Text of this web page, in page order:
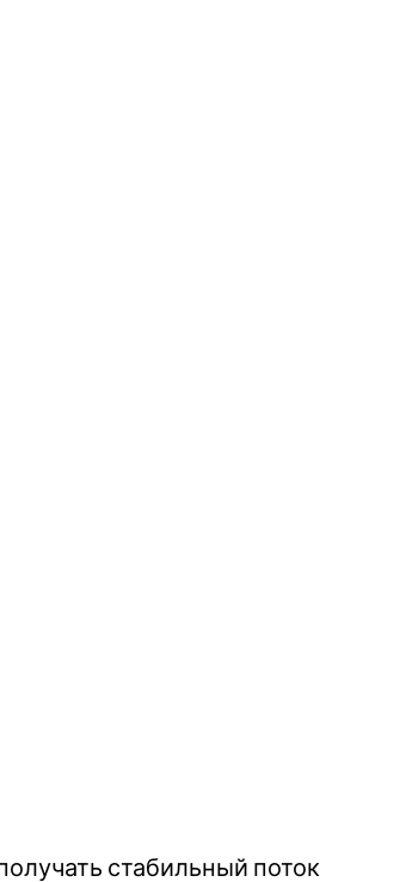
стабильный поток